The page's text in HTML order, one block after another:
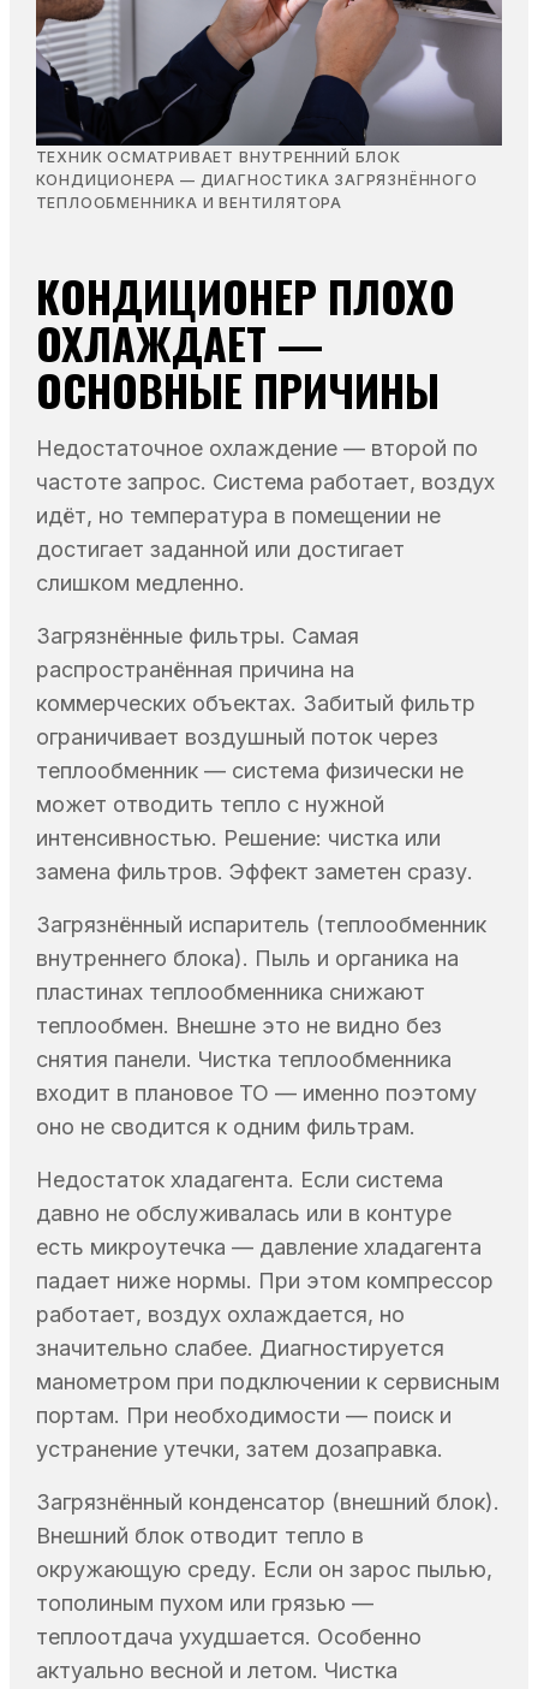
ТЕХНИК ОСМАТРИВАЕТ ВНУТРЕННИЙ БЛОК
КОНДИЦИОНЕРА — ДИАГНОСТИКА ЗАГРЯЗНЁННОГО
ТЕПЛООБМЕННИКА И ВЕНТИЛЯТОРА
КОНДИЦИОНЕР ПЛОХО
ОХЛАЖДАЕТ —
ОСНОВНЫЕ ПРИЧИНЫ
Недостаточное охлаждение — второй по
частоте запрос. Система работает, воздух
идёт, но температура в помещении не
достигает заданной или достигает
слишком медленно.
Загрязнённые фильтры. Самая
распространённая причина на
коммерческих объектах. Забитый фильтр
ограничивает воздушный поток через
теплообменник — система физически не
может отводить тепло с нужной
интенсивностью. Решение: чистка или
замена фильтров. Эффект заметен сразу.
Загрязнённый испаритель (теплообменник
внутреннего блока). Пыль и органика на
пластинах теплообменника снижают
теплообмен. Внешне это не видно без
снятия панели. Чистка теплообменника
входит в плановое ТО — именно поэтому
оно не сводится к одним фильтрам.
Недостаток хладагента. Если система
давно не обслуживалась или в контуре
есть микроутечка — давление хладагента
падает ниже нормы. При этом компрессор
работает, воздух охлаждается, но
значительно слабее. Диагностируется
манометром при подключении к сервисным
портам. При необходимости — поиск и
устранение утечки, затем дозаправка.
Загрязнённый конденсатор (внешний блок).
Внешний блок отводит тепло в
окружающую среду. Если он зарос пылью,
тополиным пухом или грязью —
теплоотдача ухудшается. Особенно
актуально весной и летом. Чистка